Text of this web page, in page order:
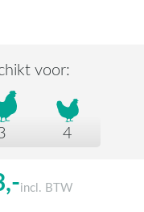
voor:
4
incl. BTW